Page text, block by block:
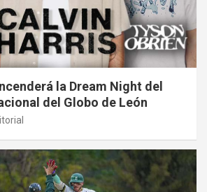
la Dream Night del
del Globo de León